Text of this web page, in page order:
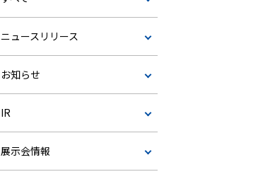
ニュースリリース
お知らせ
IR
展示会情報